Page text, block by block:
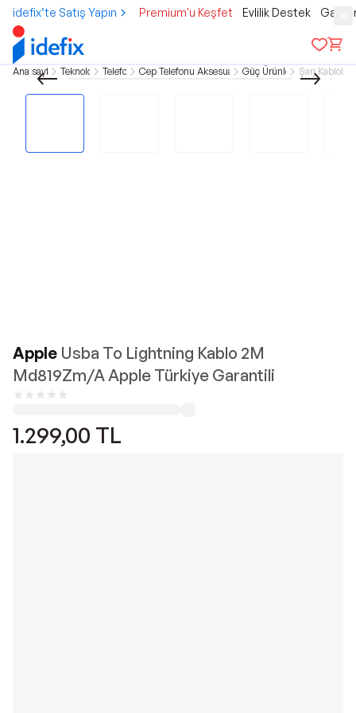
idefix’te Satış Yapın Premium'u Keşfet Evlilik Destek
Ana sayfa Teknoloji Telefon Cep Telefonu AksesuarlarıGüç Ürünleri Şarj Kabloları
Apple Usba To Lightning Kablo 2M
Md819Zm/A Apple Türkiye Garantili
1.299,00 TL